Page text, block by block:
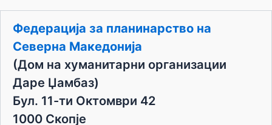
i
Федерација за планинарство на
Северна Македонија
(Дом на хуманитарни организации
Даре Џамбаз)
Бул. 11-ти Октомври 42
1000 Скопје